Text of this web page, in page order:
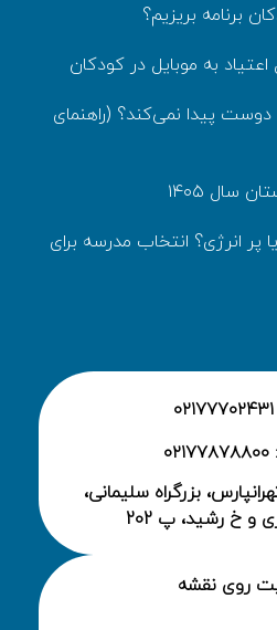
برنامه بریزیم؟
به موبایل در کودکان
پیدا نمی‌کند؟ (راهنمای
سال ۱۴۰۵
انرژی؟ انتخاب مدرسه برای
بزرگراه سلیمانی،
و خ رشید، پ 202
روی نقشه